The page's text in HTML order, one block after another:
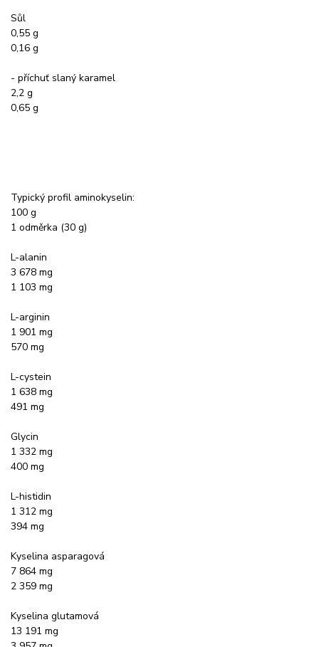
Sůl
0,55 g
0,16 g
- příchuť slaný karamel
2,2 g
0,65 g
Typický profil aminokyselin:
100 g
1 odměrka (30 g)
L-alanin
3 678 mg
1 103 mg
L-arginin
1 901 mg
570 mg
L-cystein
1 638 mg
491 mg
Glycin
1 332 mg
400 mg
L-histidin
1 312 mg
394 mg
Kyselina asparagová
7 864 mg
2 359 mg
Kyselina glutamová
13 191 mg